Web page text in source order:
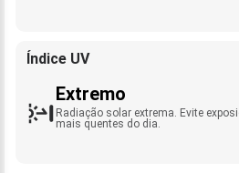
Índice UV
Extremo
Radiação solar extrema. Evite
mais quentes do dia.